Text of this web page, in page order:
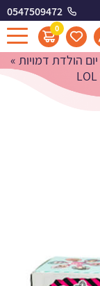
0547509472
0
יום הולדת דמויות »